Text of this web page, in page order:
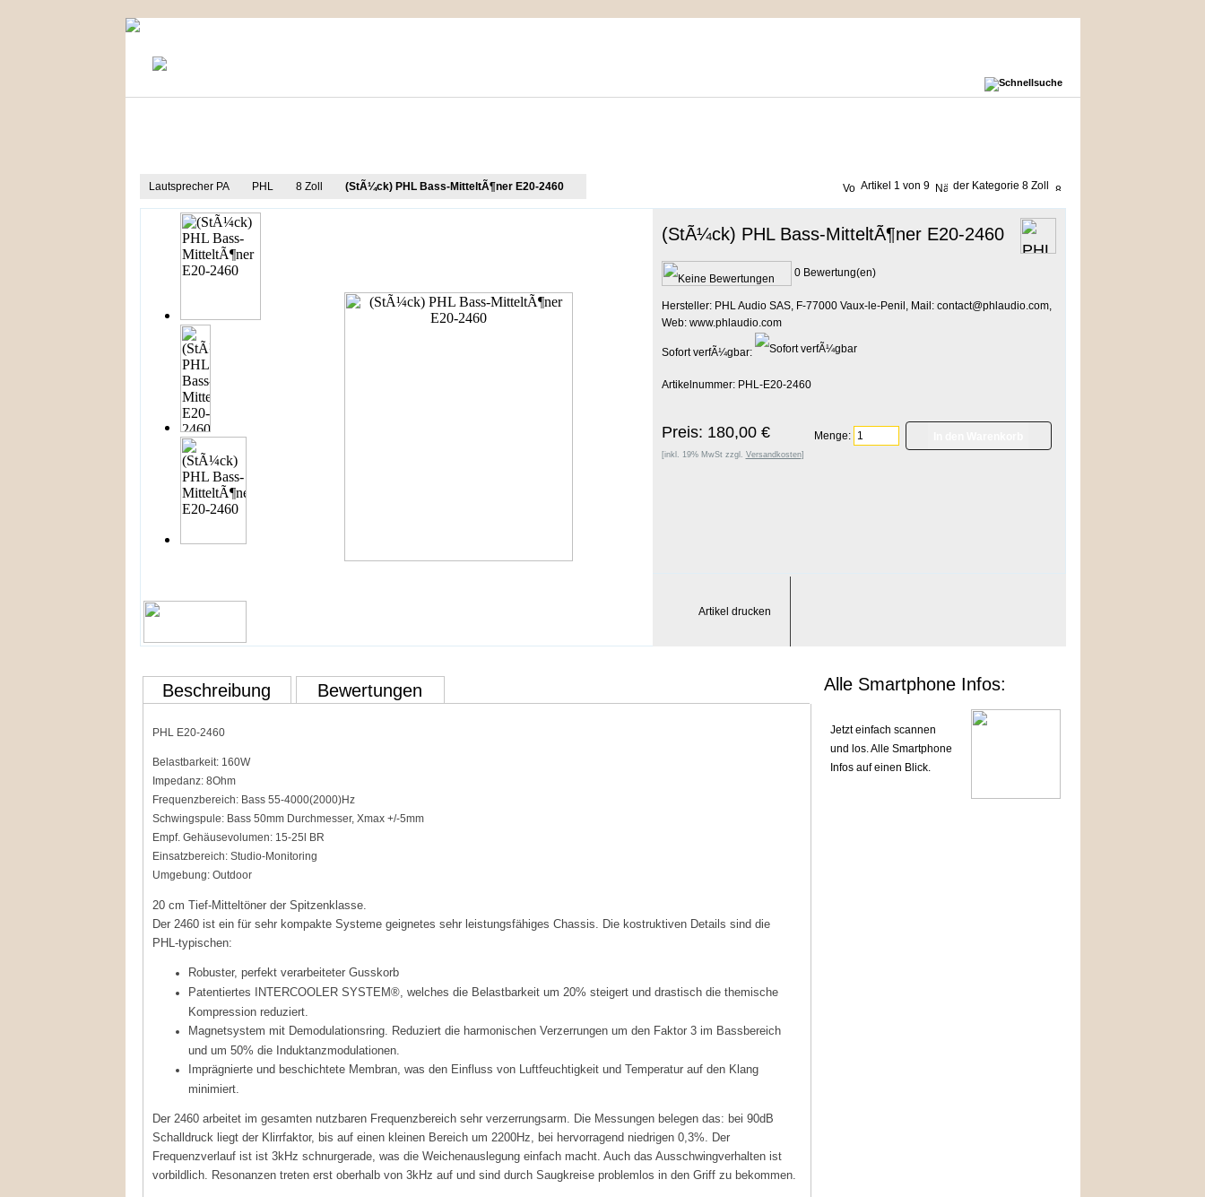
Lautsprecher PA PHL 8 Zoll (StÃ¼ck) PHL Bass-MitteltÃ¶ner E20-2460 Artikel 1 von 9 der Kategorie 8 Zoll
(StÃ¼ck) PHL Bass-MitteltÃ¶ner E20-2460
0 Bewertung(en)
Hersteller: PHL Audio SAS, F-77000 Vaux-le-Penil, Mail: contact@phlaudio.com,
Web: www.phlaudio.com
Sofort verfÃ¼gbar:
Artikelnummer: PHL-E20-2460
Preis: 180,00 €
[inkl. 19% MwSt zzgl. Versandkosten]
Menge:
Artikel drucken
Beschreibung Bewertungen
PHL E20-2460
Belastbarkeit: 160W
Impedanz: 8Ohm
Frequenzbereich: Bass 55-4000(2000)Hz
Schwingspule: Bass 50mm Durchmesser, Xmax +/-5mm
Empf. Gehäusevolumen: 15-25l BR
Einsatzbereich: Studio-Monitoring
Umgebung: Outdoor
20 cm Tief-Mitteltöner der Spitzenklasse.
Der 2460 ist ein für sehr kompakte Systeme geignetes sehr leistungsfähiges Chassis. Die kostruktiven Details sind die
PHL-typischen:
Robuster, perfekt verarbeiteter Gusskorb
Patentiertes INTERCOOLER SYSTEM®, welches die Belastbarkeit um 20% steigert und drastisch die themische
Kompression reduziert.
Magnetsystem mit Demodulationsring. Reduziert die harmonischen Verzerrungen um den Faktor 3 im Bassbereich
und um 50% die Induktanzmodulationen.
Imprägnierte und beschichtete Membran, was den Einfluss von Luftfeuchtigkeit und Temperatur auf den Klang
minimiert.
Der 2460 arbeitet im gesamten nutzbaren Frequenzbereich sehr verzerrungsarm. Die Messungen belegen das: bei 90dB
Schalldruck liegt der Klirrfaktor, bis auf einen kleinen Bereich um 2200Hz, bei hervorragend niedrigen 0,3%. Der
Frequenzverlauf ist ist 3kHz schnurgerade, was die Weichenauslegung einfach macht. Auch das Ausschwingverhalten ist
vorbildlich. Resonanzen treten erst oberhalb von 3kHz auf und sind durch Saugkreise problemlos in den Griff zu bekommen.
Alle Smartphone Infos:
Jetzt einfach scannen
und los. Alle Smartphone
Infos auf einen Blick.